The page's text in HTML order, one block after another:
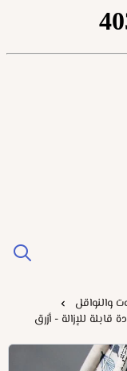
والنواقل
للإزالة - أزرق